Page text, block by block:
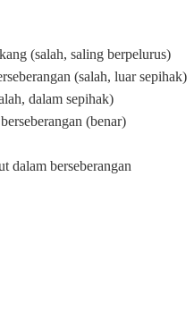
(salah, saling berpelurus)
(salah, luar sepihak)
dalam sepihak)
(benar)
dalam berseberangan